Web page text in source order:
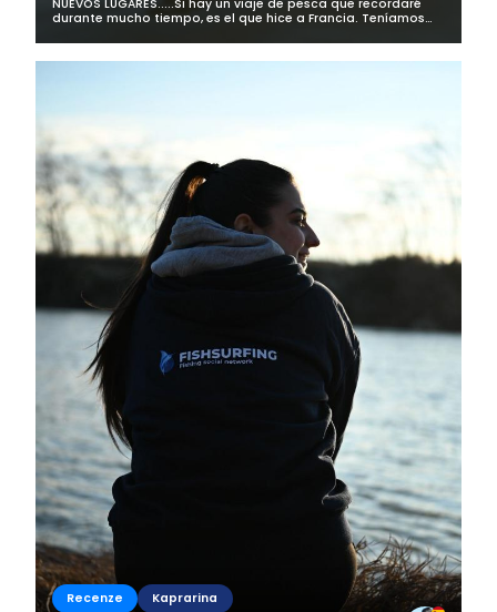
NUEVOS LUGARES.....Si hay un viaje de pesca que recordaré
durante mucho tiempo, es el que hice a Francia. Teníamos
una sesión intensa de...
Recenze Kaprarina